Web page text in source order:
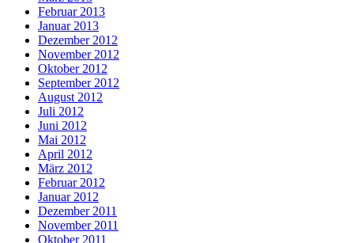
Februar 2013
Januar 2013
Dezember 2012
November 2012
Oktober 2012
September 2012
August 2012
Juli 2012
Juni 2012
Mai 2012
April 2012
März 2012
Februar 2012
Januar 2012
Dezember 2011
November 2011
Oktober 2011